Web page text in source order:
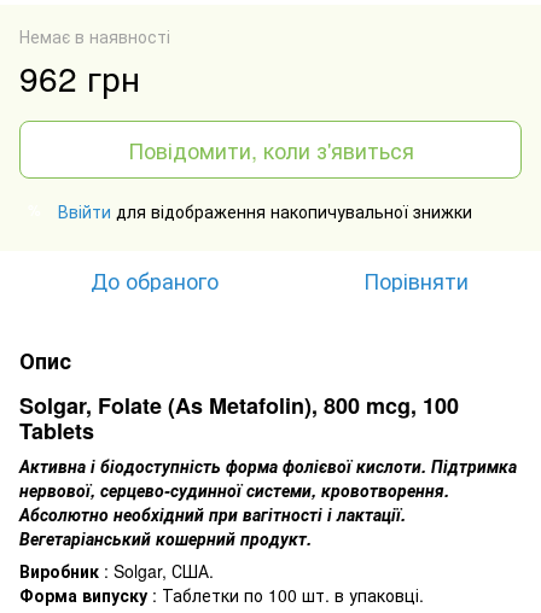
Немає в наявності
962 грн
Повідомити, коли з'явиться
Ввійти для відображення накопичувальної знижки
До обраного Порівняти
Опис
Solgar, Folate (As Metafolin), 800 mcg, 100
Tablets
Активна і біодоступність форма фолієвої кислоти. Підтримка
нервової, серцево-судинної системи, кровотворення.
Абсолютно необхідний при вагітності і лактації.
Вегетаріанський кошерний продукт.
Виробник : Solgar, США.
Форма випуску : Таблетки по 100 шт. в упаковці.